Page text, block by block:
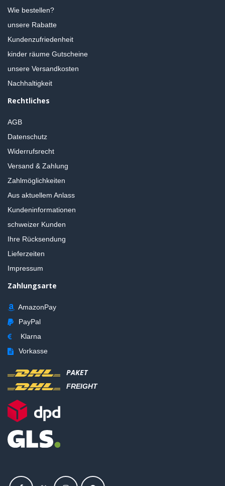
Wie bestellen?
unsere Rabatte
Kundenzufriedenheit
kinder räume Gutscheine
unsere Versandkosten
Nachhaltigkeit
Rechtliches
AGB
Datenschutz
Widerrufsrecht
Versand & Zahlung
Zahlmöglichkeiten
Aus aktuellem Anlass
Kundeninformationen
schweizer Kunden
Ihre Rücksendung
Lieferzeiten
Impressum
Zahlungsarte
AmazonPay
PayPal
Klarna
Vorkasse
PAKET
FREIGHT